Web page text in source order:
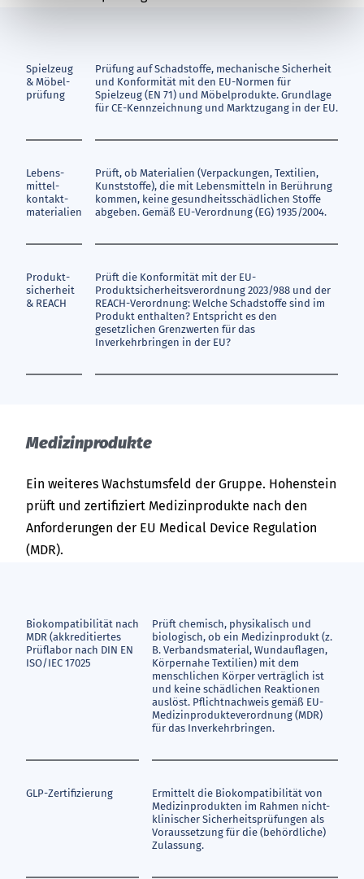
Spiel­zeug
& Möbel­
prüfung
Prüfung auf Schadstoffe, mechanische Sicherheit
und Konformität mit den EU-Normen für
Spielzeug (EN 71) und Möbelprodukte. Grundlage
für CE-Kennzeichnung und Marktzugang in der EU.
Lebens­
mittel­
kontakt­
materialien
Prüft, ob Materialien (Verpackungen, Textilien,
Kunststoffe), die mit Lebensmitteln in Berührung
kommen, keine gesundheitsschädlichen Stoffe
abgeben. Gemäß EU-Verordnung (EG) 1935/2004.
Produkt­
sicherheit
& REACH
Prüft die Konformität mit der EU-
Produktsicherheitsverordnung 2023/988 und der
REACH-Verordnung: Welche Schadstoffe sind im
Produkt enthalten? Entspricht es den
gesetzlichen Grenzwerten für das
Inverkehrbringen in der EU?
Me­di­zin­pro­duk­te
Ein weiteres Wachstumsfeld der Gruppe. Hohenstein
prüft und zertifiziert Medizinprodukte nach den
Anforderungen der EU Medical Device Regulation
(MDR).
Biokompatibilität nach
MDR (akkreditiertes
Prüflabor nach DIN EN
ISO/IEC 17025
Prüft chemisch, physikalisch und
biologisch, ob ein Medizinprodukt (z.
B. Verbandsmaterial, Wundauflagen,
Körpernahe Textilien) mit dem
menschlichen Körper verträglich ist
und keine schädlichen Reaktionen
auslöst. Pflichtnachweis gemäß EU-
Medizinprodukteverordnung (MDR)
für das Inverkehrbringen.
GLP-Zertifizierung
Ermittelt die Biokompatibilität von
Medizinprodukten im Rahmen nicht-
klinischer Sicherheitsprüfungen als
Voraussetzung für die (behördliche)
Zulassung.